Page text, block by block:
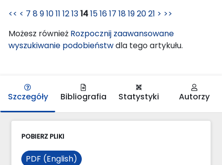
<< < 7 891011 121314151617 18192021 > >>
Możesz również Rozpocznij zaawansowane
wyszukiwanie podobieństwdla tego artykułu.
Szczegóły Bibliografia Statystyki Autorzy
POBIERZ PLIKI
PDF (English)